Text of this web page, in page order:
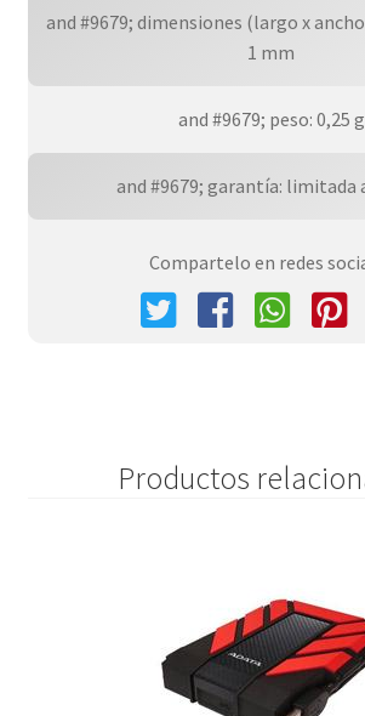
and #9679; dimensiones (largo x
1 mm
and #9679; peso: 0,25 g
and #9679; garantía: limitada
Compartelo en redes
Productos